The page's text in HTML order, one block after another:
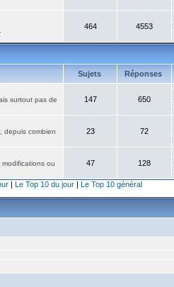
464 4553
Sujets Réponses
surtout pas de
147 650
depuis combien
23 72
ou
47 128
| Le Top 10 du jour| Le Top 10 général